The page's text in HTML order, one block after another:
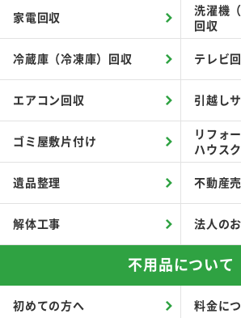
家電回収
洗濯機
回収
冷蔵庫（冷凍庫）回収 テレビ
エアコン回収 引越し
ゴミ屋敷片付け
リフォ
ハウス
遺品整理 不動産
解体工事 法人の
不用品について
初めての方へ 料金に